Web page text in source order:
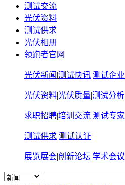
测试交流
光伏资料
测试供求
光伏相册
领跑者官网
光伏新闻 |测试快讯 测试企业
光伏资料|光伏质量|测试分析
求职招聘|培训交流 测试专家
测试供求 测试认证
展览展会|创新论坛 学术会议